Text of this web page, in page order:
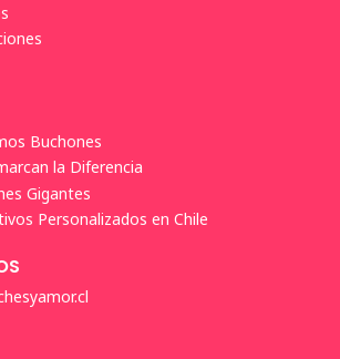
Buchones
la Diferencia
Gigantes
Personalizados en Chile